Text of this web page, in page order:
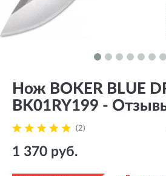
Нож BOKER BLUE
BK01RY199 -
(2)
1 370 руб.